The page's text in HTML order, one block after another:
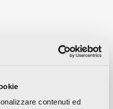
contenuti ed